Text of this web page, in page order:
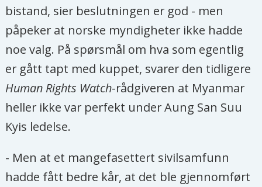
bistand, sier beslutningen er god - men
påpeker at norske myndigheter ikke hadde
noe valg. På spørsmål om hva som egentlig
er gått tapt med kuppet, svarer den tidligere
Human Rights Watch-rådgiveren at Myanmar
heller ikke var perfekt under Aung San Suu
Kyis ledelse.
- Men at et mangefasettert sivilsamfunn
hadde fått bedre kår, at det ble gjennomført